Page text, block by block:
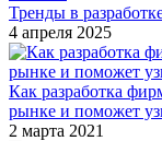
Тренды в
4 апреля 2025
Как разработка
рынке и поможет
2 марта 2021